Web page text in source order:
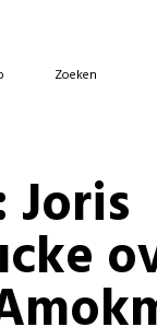
Zoeken
Joris